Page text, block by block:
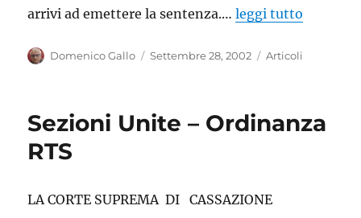
arrivi ad emettere la sentenza.…leggi tutto
Autore
Domenico Gallo
Pubblicato
Settembre 28, 2002 Categorie
Articoli
Sezioni Unite – Ordinanza
RTS
LA CORTE SUPREMA DI CASSAZIONE